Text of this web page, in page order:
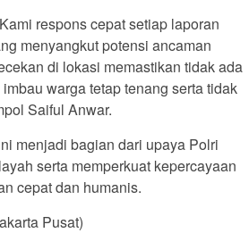
respons cepat setiap laporan
menyangkut potensi ancaman
di lokasi memastikan tidak ada
warga tetap tenang serta tidak
Saiful Anwar.
menjadi bagian dari upaya Polri
serta memperkuat kepercayaan
cepat dan humanis.
Pusat)